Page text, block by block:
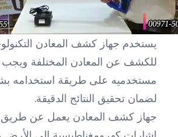
يستخدم جهاز كشف المعادن
للكشف عن المعادن المختلفة
مستخدميه على طريقة استخدامه
لضمان تحقيق النتائج الدقيقة.
جهاز كشف المعادن يعمل عن